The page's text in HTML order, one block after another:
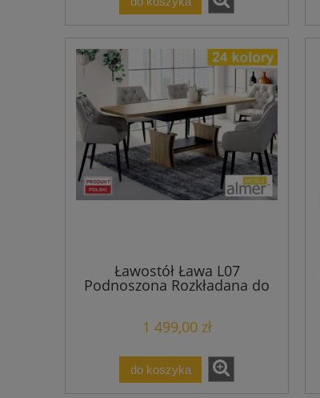
Ławostół Ława L07
Podnoszona Rozkładana do
1 499,00 zł
do koszyka